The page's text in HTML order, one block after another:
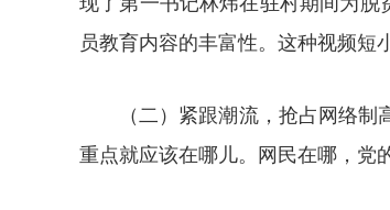
员教育内容的丰富性。这种视频短
（二）紧跟潮流，抢占网络
重点就应该在哪儿。网民在哪，党